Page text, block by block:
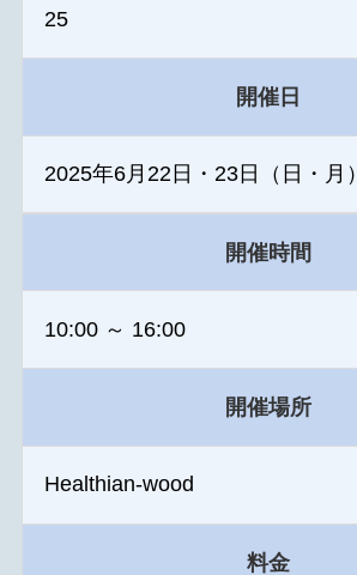
25
開催日
2025年6月22日・23日（日・月）
開催時間
10:00 ～ 16:00
開催場所
Healthian-wood
料金